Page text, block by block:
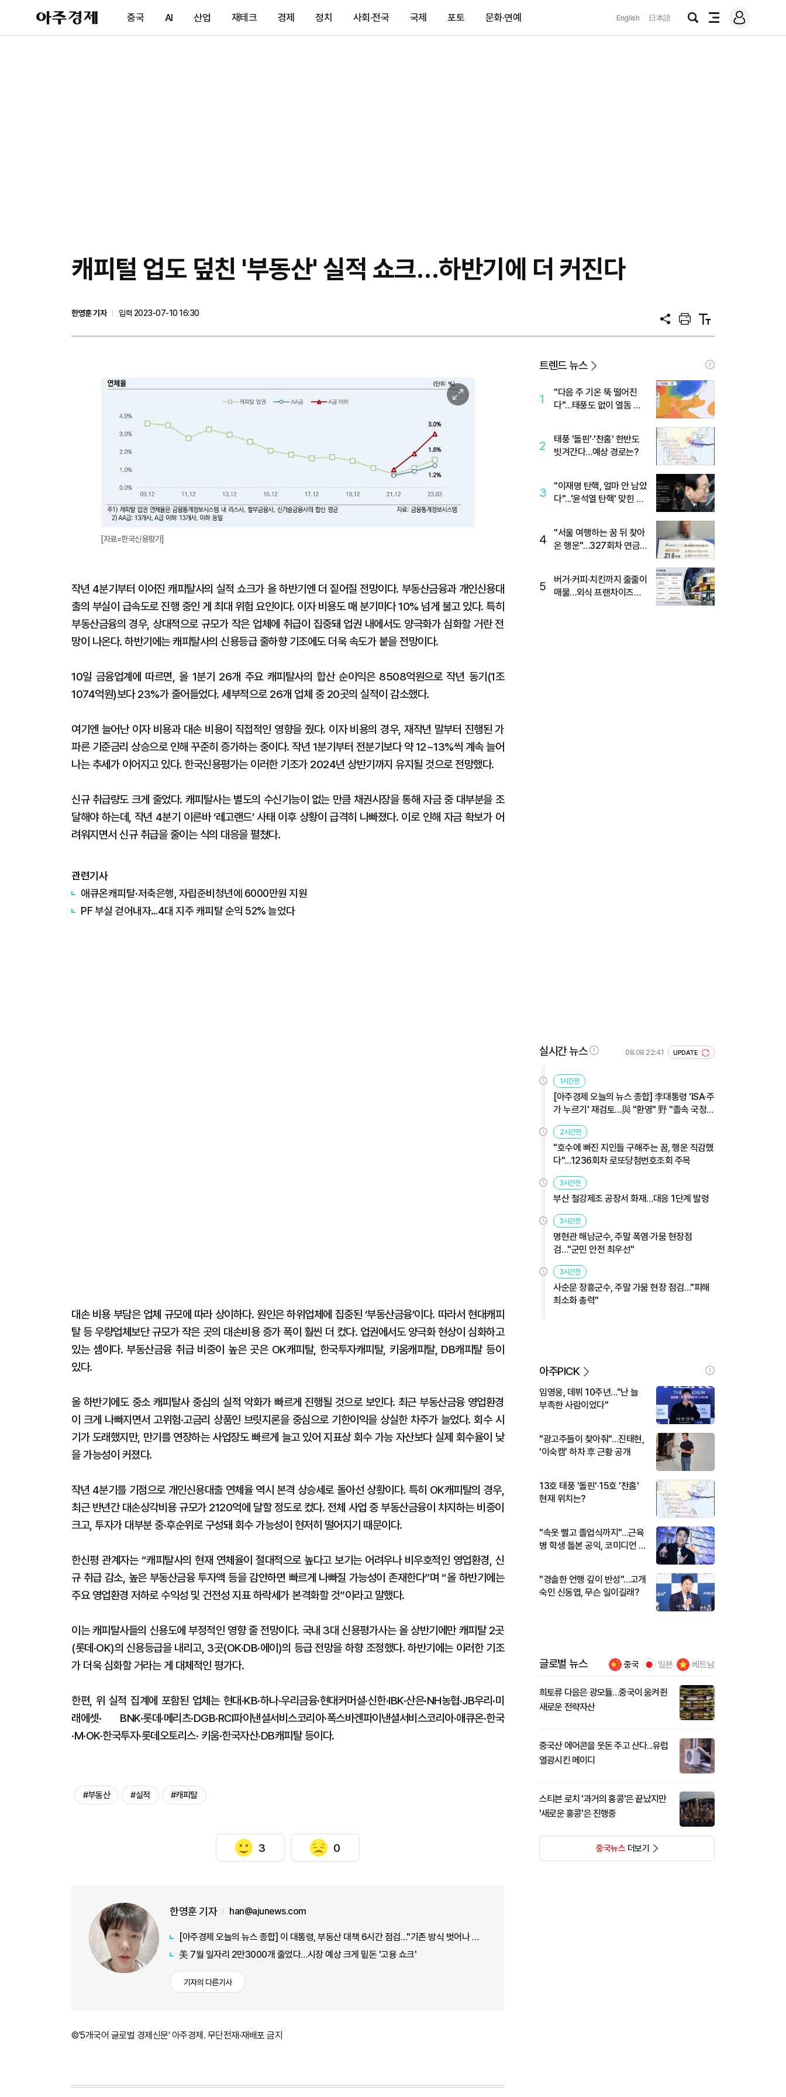
아
주
제
중국 AI 산업 재테크 경제 정치 사회·전국 국제 포토 문화·연예 English 日本語
검
전
메
그
캐피털 업도 덮친 '부동산' 실적 쇼크…하반기에 더 커진다
한영훈 기자
입력 2023-07-10 16:30
공
프
트
텍
트
이
미
[자료=한국신용평가]
작년 4분기부터 이어진 캐피탈사의 실적 쇼크가 올 하반기엔 더 짙어질 전망이다. 부동산금융과 개인신용대
출의 부실이 급속도로 진행 중인 게 최대 위험 요인이다. 이자 비용도 매 분기마다 10% 넘게 불고 있다. 특히
부동산금융의 경우, 상대적으로 규모가 작은 업체에 취급이 집중돼 업권 내에서도 양극화가 심화할 거란 전
망이 나온다. 하반기에는 캐피탈사의 신용등급 줄하향 기조에도 더욱 속도가 붙을 전망이다.
10일 금융업계에 따르면, 올 1분기 26개 주요 캐피탈사의 합산 순이익은 8508억원으로 작년 동기(1조
1074억원)보다 23%가 줄어들었다. 세부적으로 26개 업체 중 20곳의 실적이 감소했다.
여기엔 늘어난 이자 비용과 대손 비용이 직접적인 영향을 줬다. 이자 비용의 경우, 재작년 말부터 진행된 가
파른 기준금리 상승으로 인해 꾸준히 증가하는 중이다. 작년 1분기부터 전분기보다 약 12~13%씩 계속 늘어
나는 추세가 이어지고 있다. 한국신용평가는 이러한 기조가 2024년 상반기까지 유지될 것으로 전망했다.
신규 취급량도 크게 줄었다. 캐피탈사는 별도의 수신기능이 없는 만큼 채권시장을 통해 자금 중 대부분을 조
달해야 하는데, 작년 4분기 이른바 ‘레고랜드’ 사태 이후 상황이 급격히 나빠졌다. 이로 인해 자금 확보가 어
려워지면서 신규 취급을 줄이는 식의 대응을 펼쳤다.
관련기사
애큐온캐피탈·저축은행, 자립준비청년에 6000만원 지원
PF 부실 걷어내자…4대 지주 캐피탈 순익 52% 늘었다
대손 비용 부담은 업체 규모에 따라 상이하다. 원인은 하위업체에 집중된 ‘부동산금융’이다. 따라서 현대캐피
탈 등 우량업체보단 규모가 작은 곳의 대손비용 증가 폭이 훨씬 더 컸다. 업권에서도 양극화 현상이 심화하고
있는 셈이다. 부동산금융 취급 비중이 높은 곳은 OK캐피탈, 한국투자캐피탈, 키움캐피탈, DB캐피탈 등이
있다.
올 하반기에도 중소 캐피탈사 중심의 실적 악화가 빠르게 진행될 것으로 보인다. 최근 부동산금융 영업환경
이 크게 나빠지면서 고위험·고금리 상품인 브릿지론을 중심으로 기한이익을 상실한 차주가 늘었다. 회수 시
기가 도래했지만, 만기를 연장하는 사업장도 빠르게 늘고 있어 지표상 회수 가능 자산보다 실제 회수율이 낮
을 가능성이 커졌다.
작년 4분기를 기점으로 개인신용대출 연체율 역시 본격 상승세로 돌아선 상황이다. 특히 OK캐피탈의 경우,
최근 반년간 대손상각비용 규모가 2120억에 달할 정도로 컸다. 전체 사업 중 부동산금융이 차지하는 비중이
크고, 투자가 대부분 중·후순위로 구성돼 회수 가능성이 현저히 떨어지기 때문이다.
한신평 관계자는 “캐피탈사의 현재 연체율이 절대적으로 높다고 보기는 어려우나 비우호적인 영업환경, 신
규 취급 감소, 높은 부동산금융 투자액 등을 감안하면 빠르게 나빠질 가능성이 존재한다”며 “올 하반기에는
주요 영업환경 저하로 수익성 및 건전성 지표 하락세가 본격화할 것”이라고 말했다.
이는 캐피탈사들의 신용도에 부정적인 영향 줄 전망이다. 국내 3대 신용평가사는 올 상반기에만 캐피탈 2곳
(롯데·OK)의 신용등급을 내리고, 3곳(OK·DB·에이)의 등급 전망을 하향 조정했다. 하반기에는 이러한 기조
가 더욱 심화할 거라는 게 대체적인 평가다.
한편, 위 실적 집계에 포함된 업체는 현대·KB·하나·우리금융·현대커머셜·신한·IBK·산은·NH농협·JB우리·미
래에셋· BNK·롯데·메리츠·DGB·RCI파이낸셜서비스코리아·폭스바겐파이낸셜서비스코리아·애큐온·한국
·M·OK·한국투자·롯데오토리스· 키움·한국자산·DB캐피탈 등이다.
#부동산 #실적 #캐피탈
3 0
한영훈 기자 han@ajunews.com
[아주경제 오늘의 뉴스 종합] 이 대통령, 부동산 대책 6시간 점검…"기존 방식 벗어나 과감히 실행" 外
美 7월 일자리 2만3000개 줄었다…시장 예상 크게 밑돈 '고용 쇼크'
기자의 다른기사
©'5개국어 글로벌 경제신문' 아주경제. 무단전재·재배포 금지
트렌드 뉴스
1
"다음 주 기온 뚝 떨어진
다"…태풍도 없이 열돔 박
2
태풍 '돌핀'·'찬홈' 한반도
빗겨간다…예상 경로는?
3
"이재명 탄핵, 얼마 안 남았
다"...'윤석열 탄핵' 맞힌 무
4
"서울 여행하는 꿈 뒤 찾아
온 행운"…327회차 연금
5
버거·커피·치킨까지 줄줄이
매물…외식 프랜차이즈
실시간 뉴스 08.08 22:41 UPDATE
1시간전
[아주경제 오늘의 뉴스 종합] 李대통령 'ISA·주
가 누르기' 재검토…與 "환영" 野 "졸속 국정"
外
2시간전
"호수에 빠진 지인들 구해주는 꿈, 행운 직감했
다"…1236회차 로또당첨번호조회 주목
3시간전
부산 철강제조 공장서 화재…대응 1단계 발령
3시간전
명현관 해남군수, 주말 폭염·가뭄 현장점
검…"군민 안전 최우선"
3시간전
사순문 장흥군수, 주말 가뭄 현장 점검…"피해
최소화 총력"
아주PICK
임영웅, 데뷔 10주년…"난 늘
부족한 사람이었다"
"광고주들이 찾아줘"…진태현,
'이숙캠' 하차 후 근황 공개
13호 태풍 '돌핀'·15호 '찬홈'
현재 위치는?
"속옷 빨고 졸업식까지"…근육
병 학생 돌본 공익, 코미디언 김
"경솔한 언행 깊이 반성"…고개
숙인 신동엽, 무슨 일이길래?
글로벌 뉴스 중국 일본 베트남
희토류 다음은 광모듈…중국이 움켜쥔
새로운 전략자산
중국산 에어콘을 웃돈 주고 산다...유럽
열광시킨 메이디
스티븐 로치 '과거의 홍콩'은 끝났지만
'새로운 홍콩'은 진행중
중국뉴스더보기